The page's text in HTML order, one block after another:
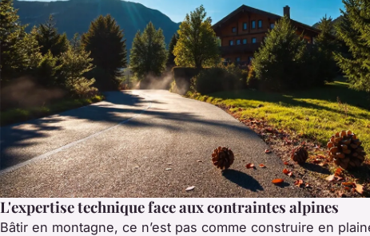
L'expertise technique face aux contraintes alpines
Bâtir en montagne, ce n’est pas comme construire en